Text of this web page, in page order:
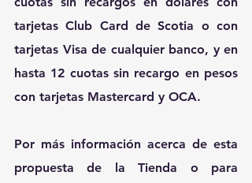
tarjetas Club Card de Scotia o con
tarjetas Visa de cualquier banco, y en
hasta 12 cuotas sin recargo en pesos
con tarjetas Mastercard y OCA.
Por más información acerca de esta
propuesta de la Tienda o para